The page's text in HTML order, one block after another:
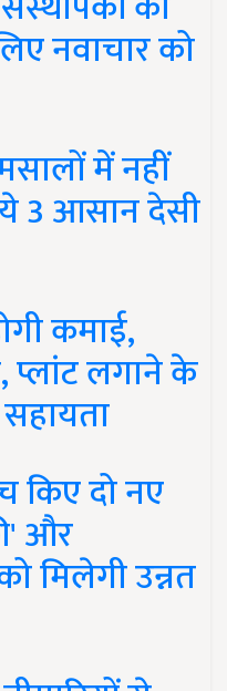
नवाचार को
में नहीं
3 आसान देसी
कमाई,
प्लांट लगाने के
किए दो नए
और
मिलेगी उन्नत